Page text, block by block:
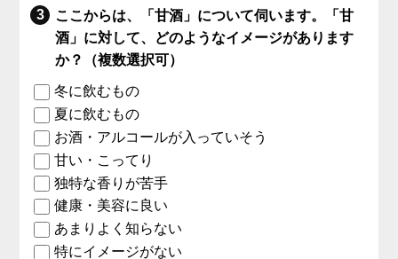
ここからは、「甘酒」について伺います。「甘
酒」に対して、どのようなイメージがあります
か？（複数選択可）
冬に飲むもの
夏に飲むもの
お酒・アルコールが入っていそう
甘い・こってり
独特な香りが苦手
健康・美容に良い
あまりよく知らない
特にイメージがない